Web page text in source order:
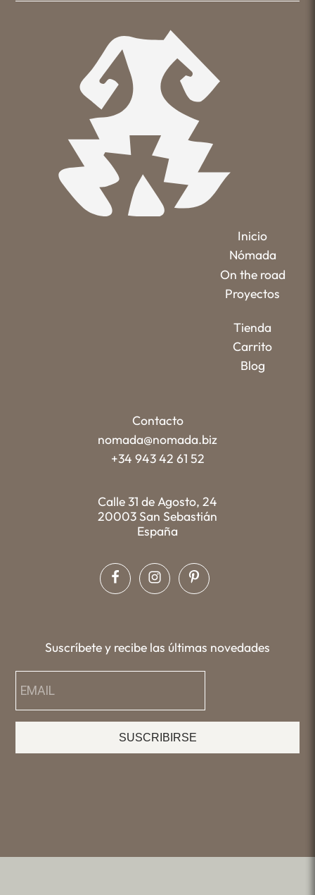
Inicio
Nómada
On the road
Proyectos
Tienda
Carrito
Blog
Contacto
nomada@nomada.biz
+34 943 42 61 52
Calle 31 de Agosto, 24
20003 San Sebastián
España
Suscríbete y recibe las últimas novedades
SUSCRIBIRSE